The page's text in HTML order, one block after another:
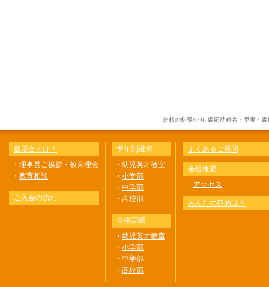
信頼の指導47年 慶応幼稚舎・早実・
慶応会とは？
・ 理事長ご挨拶・教育理念
・ 教育相談
ご入会の流れ
学年別選択
・ 幼児英才教室
・ 小学部
・ 中学部
・ 高校部
合格実績
・ 幼児英才教室
・ 小学部
・ 中学部
・ 高校部
よくあるご質問
会社概要
・ アクセス
みんなの目的は？